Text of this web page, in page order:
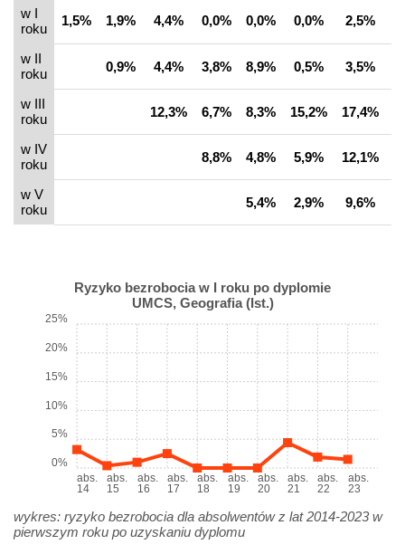
w I
roku
1,5% 1,9% 4,4% 0,0% 0,0% 0,0% 2,5%
w II
roku
0,9% 4,4% 3,8% 8,9% 0,5% 3,5%
w III
roku
12,3% 6,7% 8,3% 15,2% 17,4%
w IV
roku
8,8% 4,8% 5,9% 12,1%
w V
roku
5,4% 2,9% 9,6%
Ryzyko bezrobocia w I roku po dyplomie
UMCS, Geografia (Ist.)
abs.
14
abs.
15
abs.
16
abs.
17
abs.
18
abs.
19
abs.
20
abs.
21
abs.
22
abs.
23
0%
5%
10%
15%
20%
25%
wykres: ryzyko bezrobocia dla absolwentów z lat 2014-2023 w
pierwszym roku po uzyskaniu dyplomu